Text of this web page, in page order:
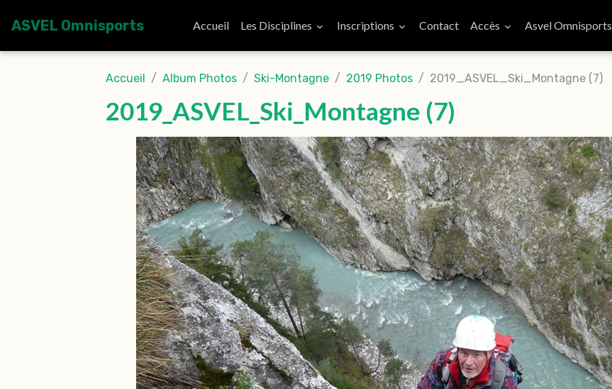
ASVEL Omnisports Accueil Les Disciplines Inscriptions Contact Accès Asvel Omnisports
Accueil Album Photos Ski-Montagne 2019 Photos 2019_ASVEL_Ski_Montagne (7)
2019_ASVEL_Ski_Montagne (7)